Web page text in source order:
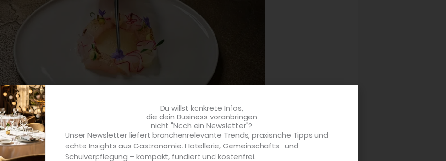
Du willst konkrete Infos,
die dein Business voranbringen
nicht "Noch ein Newsletter"?
Unser Newsletter liefert branchenrelevante Trends, praxisnahe Tipps und
echte Insights aus Gastronomie, Hotellerie, Gemeinschafts- und
Schulverpflegung – kompakt, fundiert und kostenfrei.